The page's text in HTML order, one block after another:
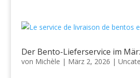
Der Bento-Lieferservice im
von Michèle | März 2, 2026 |